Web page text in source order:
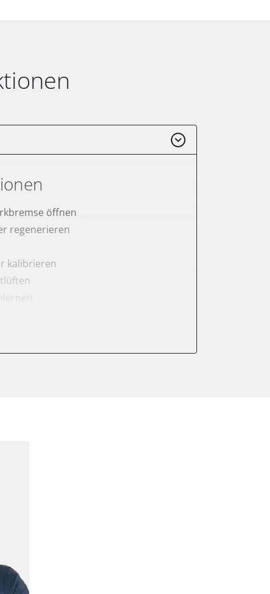
öffnen
regenerieren
kalibrieren
wechseln
anlernen
schließen
zurücksetzen